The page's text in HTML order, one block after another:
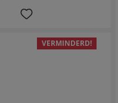
VERMINDERD!